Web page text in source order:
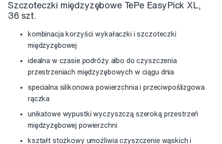
Szczoteczki międzyzębowe TePe EasyPick XL,
36 szt.
kombinacja korzyści wykałaczki i szczoteczki
międzyzębowej
idealna w czasie podróży albo do czyszczenia
przestrzeniach międzyzębowych w ciągu dnia
specialna silikonowa powierzchnia i przeciwpoślizgowa
rączka
unikatowe wypustki wyczyszczą szeroką przestrzeń
międzyzębowej powierzchni
kształt stożkowy umożliwia czyszczenie wąskich i